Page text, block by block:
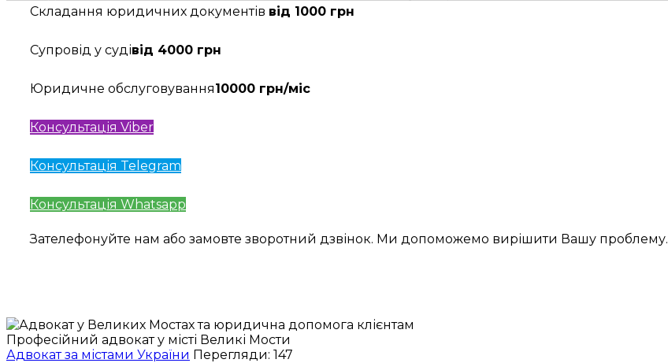
Складання юридичних документів від 1000 грн
Супровід у судівід 4000 грн
Юридичне обслуговування10000 грн/міс
Консультація Viber
Консультація Telegram
Консультація Whatsapp
Зателефонуйте нам або замовте зворотний дзвінок. Ми допоможемо вирішити Вашу проблему.
Професійний адвокат у місті Великі Мости
Адвокат за містами України Перегляди: 147